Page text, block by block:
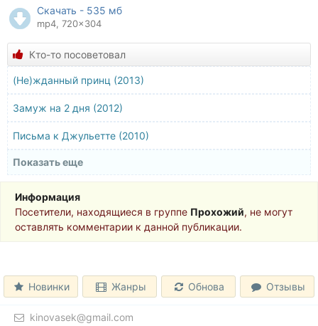
Скачать - 535 мб
mp4, 720x304
Кто-то посоветовал
(Не)жданный принц (2013)
Замуж на 2 дня (2012)
Письма к Джульетте (2010)
Предложение (2009)
Однажды в Риме (2009)
Замерзшая из Майами (2008)
Друг невесты (2008)
Показать еще
Информация
Посетители, находящиеся в группе Прохожий, не могут
оставлять комментарии к данной публикации.
Новинки Жанры Обнова Отзывы
kinovasek@gmail.com